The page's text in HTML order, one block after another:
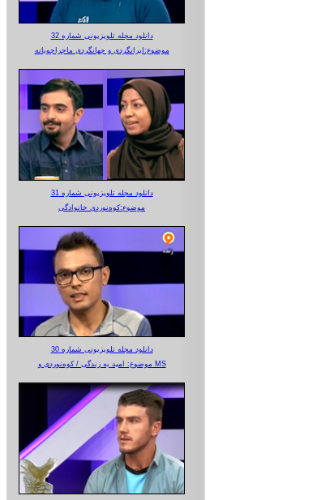
دانلود مجله تلویزیونی شماره 32
موضوع:ایرانگردی و جهانگردی ماجراجویانه
دانلود مجله تلویزیونی شماره 31
موضوع:کوه‌نوردی خانوادگی
دانلود مجله تلویزیونی شماره 30
موضوع: امید به زندگی / کوه‌نوردی و MS